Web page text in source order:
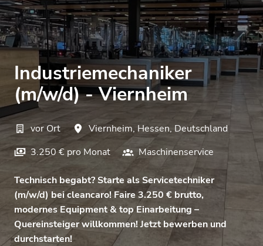
Industriemechaniker
(m/w/d) - Viernheim
vor Ort Viernheim, Hessen, Deutschland
3.250 € pro Monat
Maschinenservice
Technisch begabt? Starte als Servicetechniker
(m/w/d) bei cleancaro! Faire 3.250 € brutto,
modernes Equipment & top Einarbeitung –
Quereinsteiger willkommen! Jetzt bewerben und
durchstarten!